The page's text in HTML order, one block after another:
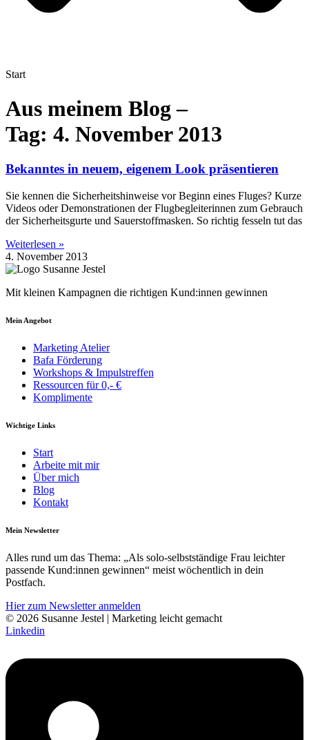
Start
Aus meinem Blog –
Tag: 4. November 2013
Bekanntes in neuem, eigenem Look präsentieren
Sie kennen die Sicherheitshinweise vor Beginn eines Fluges? Kurze
Videos oder Demonstrationen der Flugbegleiterinnen zum Gebrauch
der Sicherheitsgurte und Sauerstoffmasken. So richtig fesseln tut das
Weiterlesen »
4. November 2013
Mit kleinen Kampagnen die richtigen Kund:innen gewinnen
Mein Angebot
Marketing Atelier
Bafa Förderung
Workshops & Impulstreffen
Ressourcen für 0,- €
Komplimente
Wichtige Links
Start
Arbeite mit mir
Über mich
Blog
Kontakt
Mein Newsletter
Alles rund um das Thema: „Als solo-selbst­­ständige Frau leichter
pass­ende Kund:innen gewinnen“ meist wöchentlich in dein
Postfach.
Hier zum Newsletter anmelden
© 2026 Susanne Jestel | Marketing leicht gemacht
Linkedin